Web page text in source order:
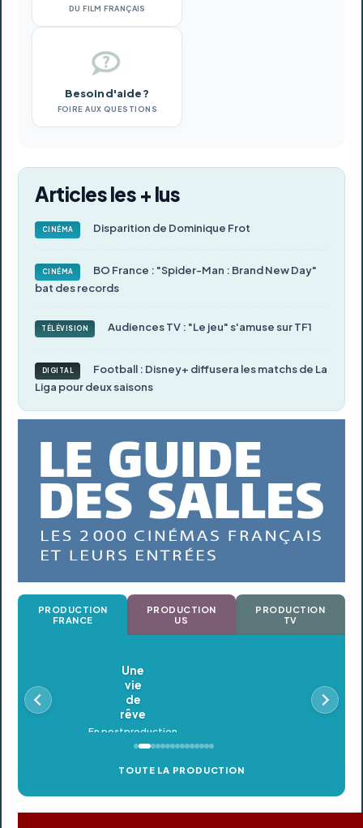
DU FILM FRANÇAIS
Besoin d'aide ?
FOIRE AUX QUESTIONS
Articles les + lus
CINÉMA Disparition de Dominique Frot
CINÉMA
BO France : "Spider-Man : Brand New Day"
bat des records
TÉLÉVISION Audiences TV : "Le jeu" s'amuse sur TF1
DIGITAL
Football : Disney+ diffusera les matchs de La
Liga pour deux saisons
PRODUCTION
FRANCE
PRODUCTION
US
PRODUCTION
TV
Oldeupe
En postproduction
TOUTE LA PRODUCTION